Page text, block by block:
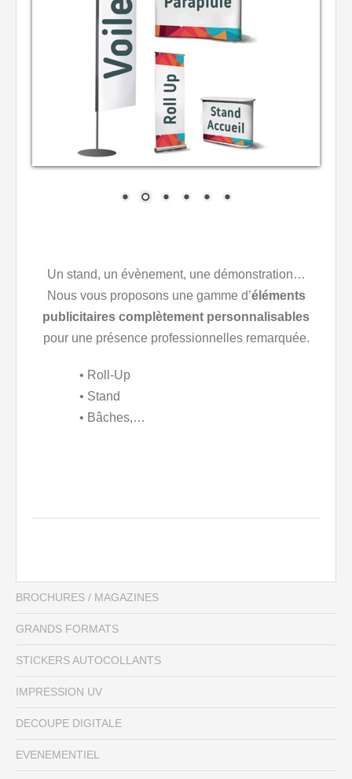
Un stand, un évènement, une démonstration…
Nous vous proposons une gamme d’éléments
publicitaires complètement personnalisables
pour une présence professionnelles remarquée.
• Roll-Up
• Stand
• Bâches,…
BROCHURES / MAGAZINES
GRANDS FORMATS
STICKERS AUTOCOLLANTS
IMPRESSION UV
DECOUPE DIGITALE
EVENEMENTIEL